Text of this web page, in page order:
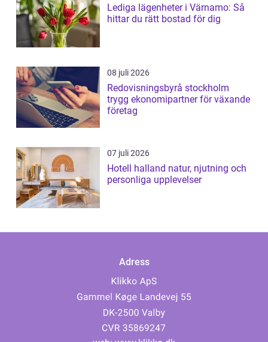
Lediga lägenheter i Värnamo: Så
hittar du rätt bostad för dig
08 juli 2026
Redovisningsbyrå stockholm
trygg ekonomipartner för växande
företag
07 juli 2026
Hotell halland natur, njutning och
personliga upplevelser
Adress